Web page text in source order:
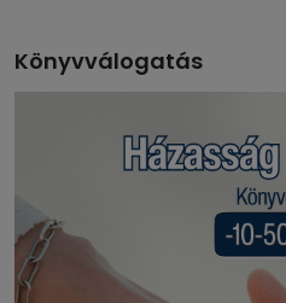
Könyvválogatás